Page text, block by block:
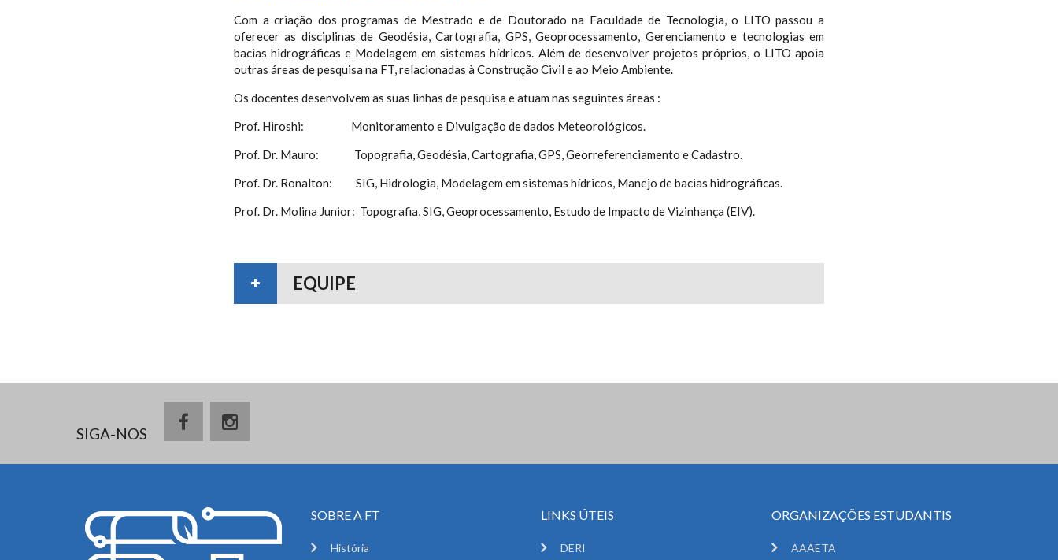
Com a criação dos programas de Mestrado e de Doutorado na Faculdade de Tecnologia, o LITO passou a
oferecer as disciplinas de Geodésia, Cartografia, GPS, Geoprocessamento, Gerenciamento e tecnologias em
bacias hidrográficas e Modelagem em sistemas hídricos. Além de desenvolver projetos próprios, o LITO apoia
outras áreas de pesquisa na FT, relacionadas à Construção Civil e ao Meio Ambiente.
Os docentes desenvolvem as suas linhas de pesquisa e atuam nas seguintes áreas :
Prof. Hiroshi: Monitoramento e Divulgação de dados Meteorológicos.
Prof. Dr. Mauro: Topografia, Geodésia, Cartografia, GPS, Georreferenciamento e Cadastro.
Prof. Dr. Ronalton: SIG, Hidrologia, Modelagem em sistemas hídricos, Manejo de bacias hidrográficas.
Prof. Dr. Molina Junior: Topografia, SIG, Geoprocessamento, Estudo de Impacto de Vizinhança (EIV).
EQUIPE
SIGA-NOS
SOBRE A FT
História
LINKS ÚTEIS
DERI
ORGANIZAÇÕES ESTUDANTIS
AAAETA